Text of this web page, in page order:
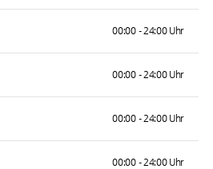
00:00 - 24:00 Uhr
00:00 - 24:00 Uhr
00:00 - 24:00 Uhr
00:00 - 24:00 Uhr